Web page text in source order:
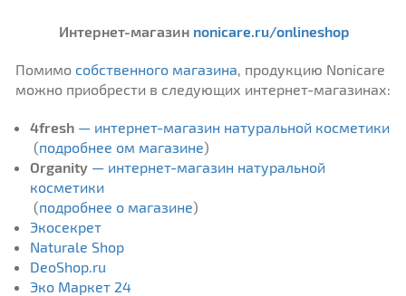
Интернет-магазин nonicare.ru/onlineshop
Помимо собственного магазина , продукцию Nonicare
можно приобрести в следующих интернет-магазинах:
4fresh — интернет-магазин натуральной косметики
(подробнее ом магазине)
Organity — интернет-магазин натуральной
косметики
(подробнее о магазине)
Экосекрет
Naturale Shop
DeoShop.ru
Эко Маркет 24